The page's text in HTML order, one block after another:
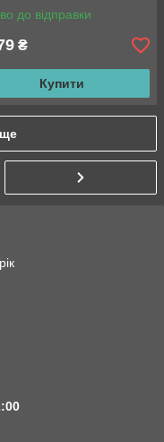
до відправки
₴
Купити